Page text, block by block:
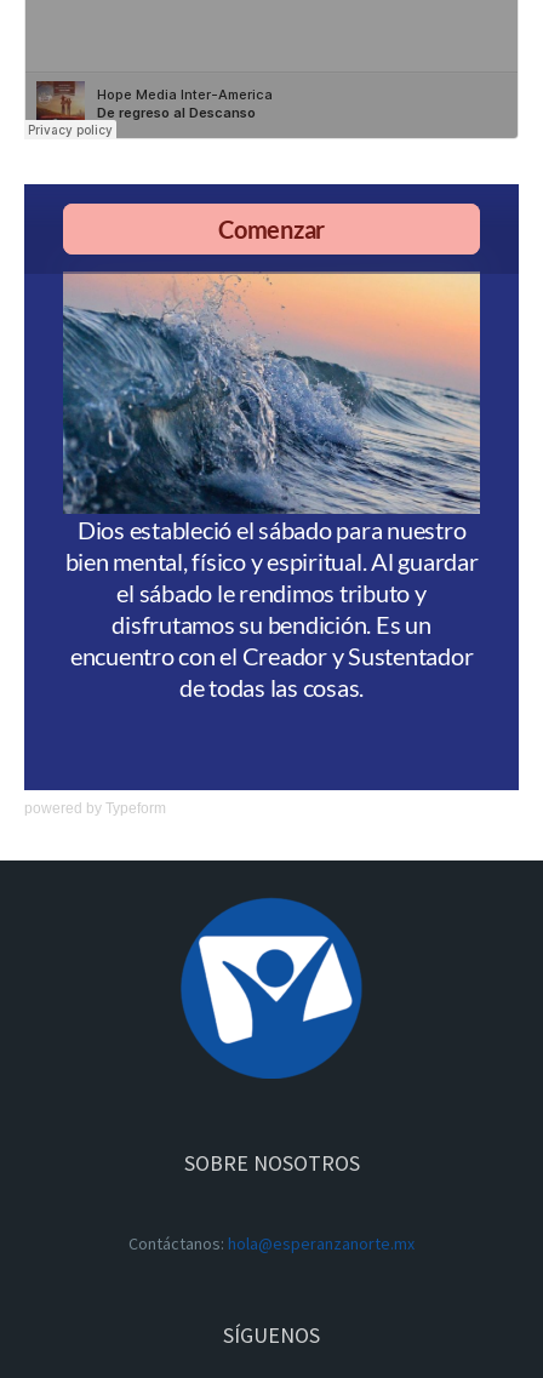
powered by Typeform
SOBRE NOSOTROS
Contáctanos: hola@esperanzanorte.mx
SÍGUENOS